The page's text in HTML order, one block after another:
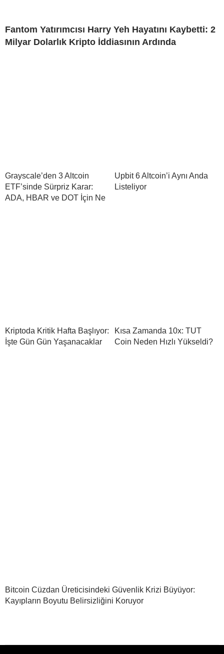
Fantom Yatırımcısı Harry Yeh Hayatını Kaybetti: 2
Milyar Dolarlık Kripto İddiasının Ardında
Grayscale’den 3 Altcoin
ETF’sinde Sürpriz Karar:
ADA, HBAR ve DOT İçin Ne
Upbit 6 Altcoin’i Aynı Anda
Listeliyor
Kriptoda Kritik Hafta Başlıyor:
İşte Gün Gün Yaşanacaklar
Kısa Zamanda 10x: TUT
Coin Neden Hızlı Yükseldi?
Bitcoin Cüzdan Üreticisindeki Güvenlik Krizi Büyüyor:
Kayıpların Boyutu Belirsizliğini Koruyor